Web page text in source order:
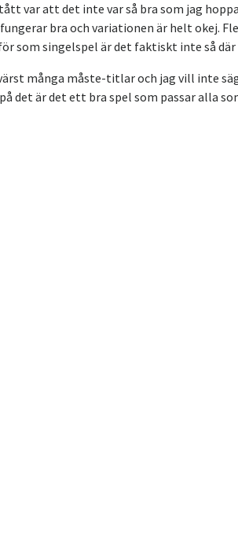
var att det inte var så bra som jag
bra och variationen är helt okej.
som singelspel är det faktiskt inte så
många måste-titlar och jag vill inte
det är det ett bra spel som passar alla